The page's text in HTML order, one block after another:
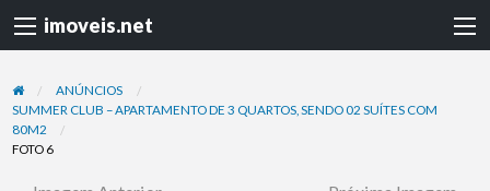
imoveis.net
ANÚNCIOS
SUMMER CLUB – APARTAMENTO DE 3 QUARTOS, SENDO 02 SUÍTES COM
80M2
FOTO 6